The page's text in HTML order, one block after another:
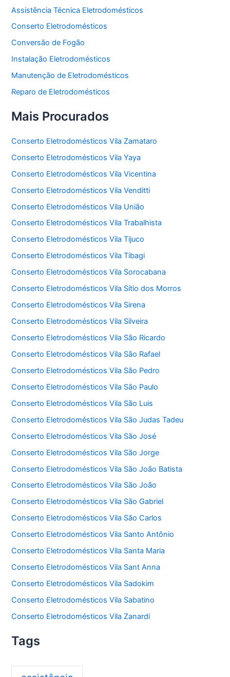
Assistência Técnica Eletrodomésticos
Conserto Eletrodomésticos
Conversão de Fogão
Instalação Eletrodomésticos
Manutenção de Eletrodomésticos
Reparo de Eletrodomésticos
Mais Procurados
Conserto Eletrodomésticos Vila Zamataro
Conserto Eletrodomésticos Vila Yaya
Conserto Eletrodomésticos Vila Vicentina
Conserto Eletrodomésticos Vila Venditti
Conserto Eletrodomésticos Vila União
Conserto Eletrodomésticos Vila Trabalhista
Conserto Eletrodomésticos Vila Tijuco
Conserto Eletrodomésticos Vila Tibagi
Conserto Eletrodomésticos Vila Sorocabana
Conserto Eletrodomésticos Vila Sítio dos Morros
Conserto Eletrodomésticos Vila Sirena
Conserto Eletrodomésticos Vila Silveira
Conserto Eletrodomésticos Vila São Ricardo
Conserto Eletrodomésticos Vila São Rafael
Conserto Eletrodomésticos Vila São Pedro
Conserto Eletrodomésticos Vila São Paulo
Conserto Eletrodomésticos Vila São Luis
Conserto Eletrodomésticos Vila São Judas Tadeu
Conserto Eletrodomésticos Vila São José
Conserto Eletrodomésticos Vila São Jorge
Conserto Eletrodomésticos Vila São João Batista
Conserto Eletrodomésticos Vila São João
Conserto Eletrodomésticos Vila São Gabriel
Conserto Eletrodomésticos Vila São Carlos
Conserto Eletrodomésticos Vila Santo Antônio
Conserto Eletrodomésticos Vila Santa Maria
Conserto Eletrodomésticos Vila Sant Anna
Conserto Eletrodomésticos Vila Sadokim
Conserto Eletrodomésticos Vila Sabatino
Conserto Eletrodomésticos Vila Zanardi
Tags